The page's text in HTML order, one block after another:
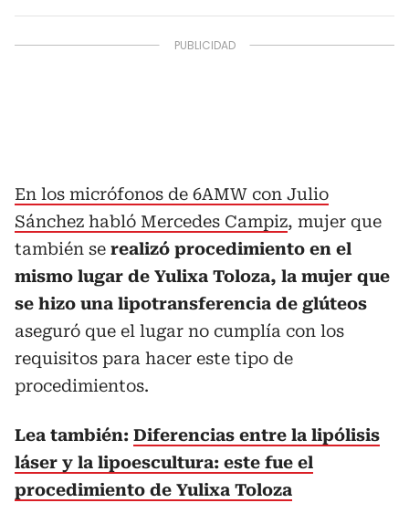
En los micrófonos de 6AMW con Julio
Sánchez habló Mercedes Campiz, mujer que
también se realizó procedimiento en el
mismo lugar de Yulixa Toloza, la mujer que
se hizo una lipotransferencia de glúteos
aseguró que el lugar no cumplía con los
requisitos para hacer este tipo de
procedimientos.
Lea también: Diferencias entre la lipólisis
láser y la lipoescultura: este fue el
procedimiento de Yulixa Toloza